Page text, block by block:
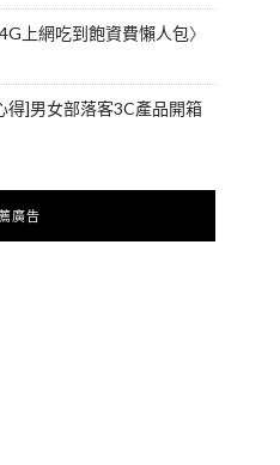
上網吃到飽資費懶人包〉
得]男女部落客3C產品開箱
廣告